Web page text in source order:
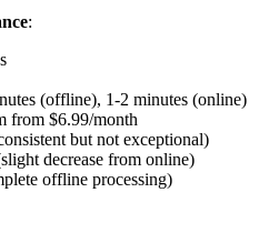
:
(offline), 1-2 minutes (online)
from $6.99/month
but not exceptional)
decrease from online)
offline processing)